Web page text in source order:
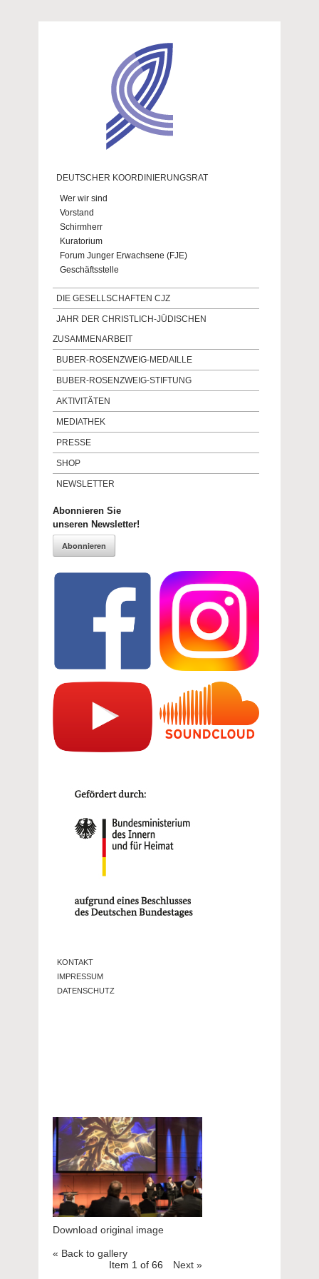
DEUTSCHER KOORDINIERUNGSRAT
Wer wir sind
Vorstand
Schirmherr
Kuratorium
Forum Junger Erwachsene (FJE)
Geschäftsstelle
DIE GESELLSCHAFTEN CJZ
JAHR DER CHRISTLICH-JÜDISCHEN
ZUSAMMENARBEIT
BUBER-ROSENZWEIG-MEDAILLE
BUBER-ROSENZWEIG-STIFTUNG
AKTIVITÄTEN
MEDIATHEK
PRESSE
SHOP
NEWSLETTER
Abonnieren Sie
unseren Newsletter!
Abonnieren
KONTAKT
IMPRESSUM
DATENSCHUTZ
Download original image
« Back to gallery
Item 1 of 66
Next »